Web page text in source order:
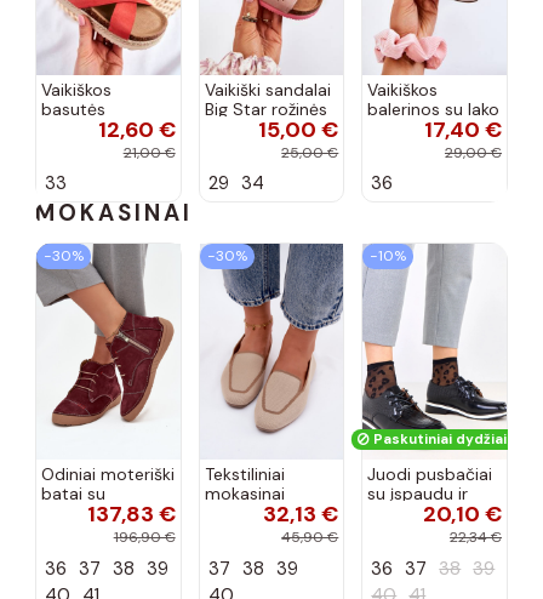
Vaikiškos
basutės
koralinės12,60 €
21,00 €
33
Vaikiški sandalai
Big Star rožinės
spalvos15,00 €
25,00 €
29 34
Vaikiškos
balerinos su lako
efektu ir
kaspinais baltos
17,40 €
29,00 €
36
MOKASINAI
−30%
Odiniai moteriški
batai su
siūlėmis, pilies
tipo, Artiker
spalvos
137,83 €
196,90 €
36 37 38 39
−30%
Tekstiliniai
mokasinai
smėlio spalvos
32,13 €
45,90 €
37 38 39
−10%
Paskutiniai dydžiai!
Juodi pusbačiai
su įspaudu ir
kvadratiniu
priekiu Kerawa
20,10 €
22,34 €
36 37 38 39